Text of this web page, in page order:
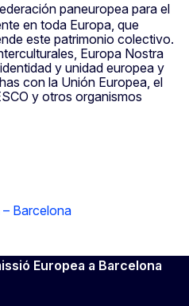
paneuropea para el
en toda Europa, que
este patrimonio colectivo.
Europa Nostra
y unidad europea y
con la Unión Europea, el
y otros organismos
Barcelona
Europea a Barcelona